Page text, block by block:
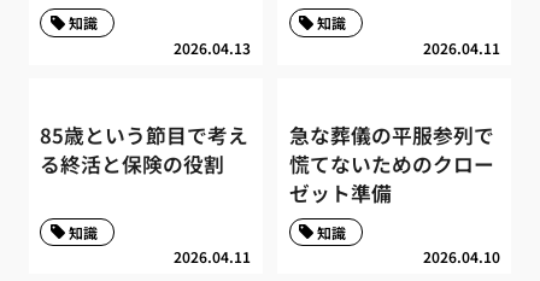
2026.04.13
知識
2026.04.11
知識
85歳という節目で考え
る終活と保険の役割
2026.04.11
知識
急な葬儀の平服参列で
慌てないためのクロー
ゼット準備
2026.04.10
知識